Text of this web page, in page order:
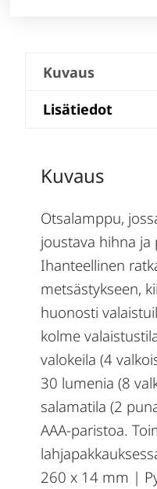
Kuvaus
Lisätiedot
Kuvaus
Otsalamppu,
joustava hihna ja
Ihanteellinen
metsästykseen,
huonosti
kolme
valokeila (4
30 lumenia (8
salamatila (2
AAA-paristoa.
260 x 14 mm |